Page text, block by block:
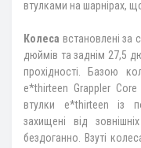
втулками на шарнірах,
Колеса встановлені
дюймів та заднім 27,5
прохідності. Базою
e*thirteen Grappler Core
втулки e*thirteen із
захищені від
бездоганно. Взуті